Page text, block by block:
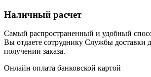
Наличный расчет
Самый распространенный и удобный
Вы отдаете сотруднику Службы доставки
получении заказа.
Онлайн оплата банковской картой